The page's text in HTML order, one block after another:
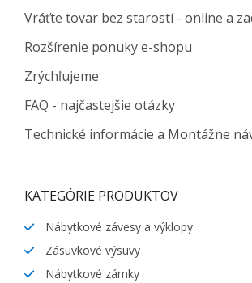
Vráťte tovar bez starostí - online a
Rozšírenie ponuky e-shopu
Zrýchľujeme
FAQ - najčastejšie otázky
Technické informácie a Montážne
KATEGÓRIE PRODUKTOV
Nábytkové závesy a výklopy
Zásuvkové výsuvy
Nábytkové zámky